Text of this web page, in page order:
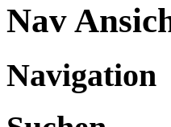
Nav
Navigation